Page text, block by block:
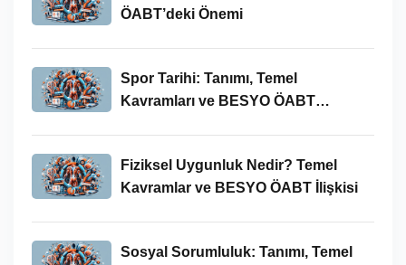
ÖABT’deki Önemi
Spor Tarihi: Tanımı, Temel
Kavramları ve BESYO ÖABT
Fiziksel Uygunluk Nedir? Temel
Kavramlar ve BESYO ÖABT İlişkisi
Sosyal Sorumluluk: Tanımı, Temel